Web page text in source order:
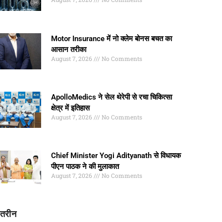
Motor Insurance में नो क्लेम बोनस बचत का
आसान तरीका
August 7, 2026 No Comments
ApolloMedics ने सेल थेरेपी से रचा चिकित्सा
क्षेत्र में इतिहास
August 7, 2026 No Comments
Chief Minister Yogi Adityanath से विधायक
पीएन पाठक ने की मुलाकात
August 7, 2026 No Comments